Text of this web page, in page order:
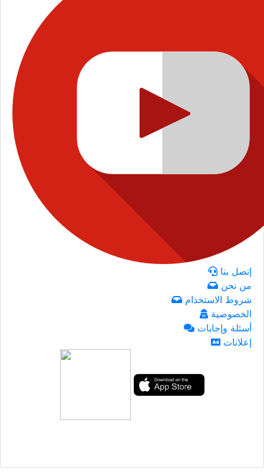
إتصل بنا
من نحن
شروط الاستخدام
الخصوصية
أسئلة وإجابات
إعلانات